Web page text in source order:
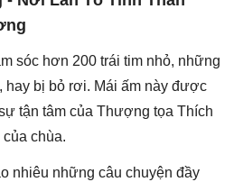
sóc hơn 200 trái tim nhỏ, những
hay bị bỏ rơi. Mái ấm này được
tận tâm của Thượng tọa Thích
chùa.
nhiêu những câu chuyện đầy